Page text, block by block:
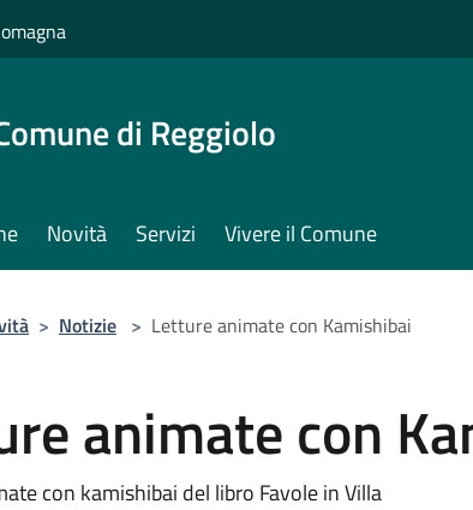
di Reggiolo
Novità Servizi Vivere il Comune
> Notizie > Letture animate con Kamishibai
animate con
con kamishibai del libro Favole in Villa